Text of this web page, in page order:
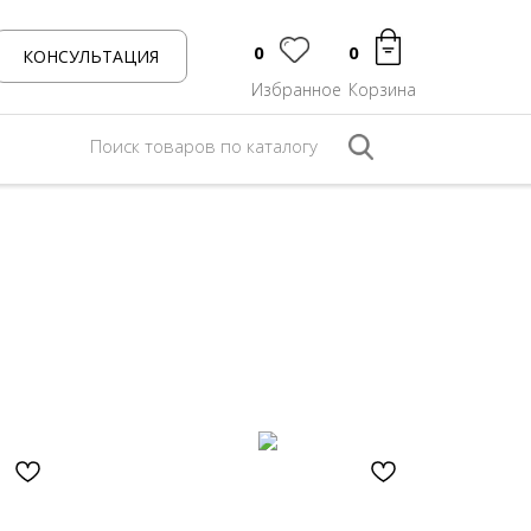
Корзина
0
Избранное
0
Поиск товаров по каталогу
КОНСУЛЬТАЦИЯ